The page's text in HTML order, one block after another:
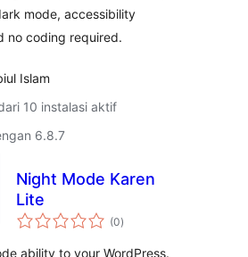
mode, accessibility
no coding required.
Islam
10 instalasi aktif
6.8.7
Night Mode Karen
Lite
(0total
rating
)
ability to your WordPress.